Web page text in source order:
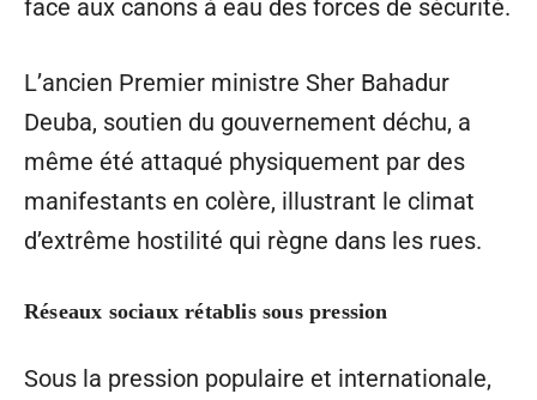
face aux canons à eau des forces de sécurité.
L’ancien Premier ministre Sher Bahadur
Deuba, soutien du gouvernement déchu, a
même été attaqué physiquement par des
manifestants en colère, illustrant le climat
d’extrême hostilité qui règne dans les rues.
Réseaux sociaux rétablis sous pression
Sous la pression populaire et internationale,